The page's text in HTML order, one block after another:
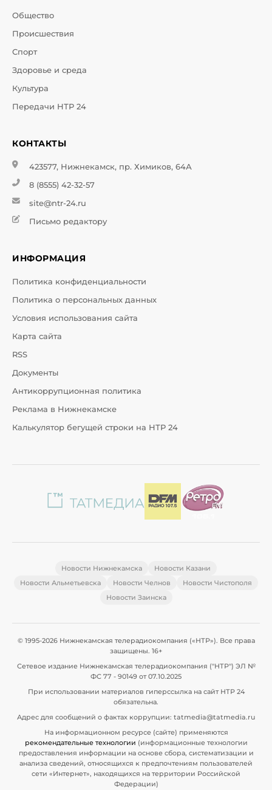
Общество
Происшествия
Спорт
Здоровье и среда
Культура
Передачи НТР 24
КОНТАКТЫ
423577, Нижнекамск, пр. Химиков, 64А
8 (8555) 42-32-57
site@ntr-24.ru
Письмо редактору
ИНФОРМАЦИЯ
Политика конфиденциальности
Политика о персональных данных
Условия использования сайта
Карта сайта
RSS
Документы
Антикоррупционная политика
Реклама в Нижнекамске
Калькулятор бегущей строки на НТР 24
Новости Нижнекамска
Новости Казани
Новости Альметьевска
Новости Челнов
Новости Чистополя
Новости Заинска
© 1995-2026 Нижнекамская телерадиокомпания («НТР»). Все права
защищены. 16+
Сетевое издание Нижнекамская телерадиокомпания ("НТР") ЭЛ №
ФС 77 - 90149 от 07.10.2025
При использовании материалов гиперссылка на сайт НТР 24
обязательна.
Адрес для сообщений о фактах коррупции: tatmedia@tatmedia.ru
На информационном ресурсе (сайте) применяются
рекомендательные технологии (информационные технологии
предоставления информации на основе сбора, систематизации и
анализа сведений, относящихся к предпочтениям пользователей
сети «Интернет», находящихся на территории Российской
Федерации)